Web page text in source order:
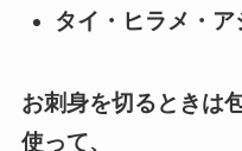
タイ・ヒラメ・ア
お刺身を切るときは
使って、